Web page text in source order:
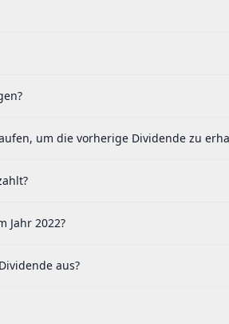
um die vorherige Dividende zu
Jahr 2022?
aus?